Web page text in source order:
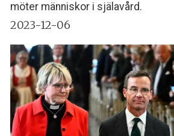
möter människor i själavård.
2023-12-06